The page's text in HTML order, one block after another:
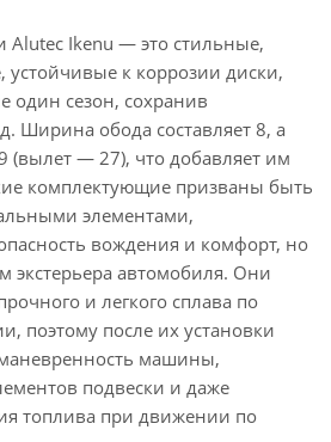
Alutec Ikenu — это стильные,
устойчивые к коррозии диски,
один сезон, сохранив
Ширина обода составляет 8, а
— 27), что добавляет им
комплектующие призваны быть
элементами,
вождения и комфорт, но
экстерьера автомобиля. Они
и легкого сплава по
поэтому после их установки
машины,
подвески и даже
топлива при движении по